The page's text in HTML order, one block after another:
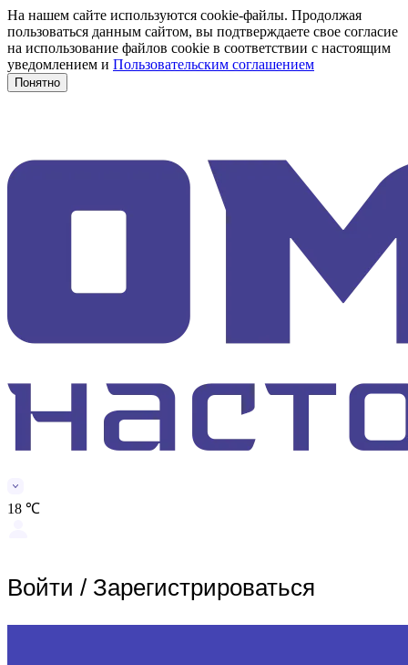
На нашем сайте используются cookie-файлы. Продолжая
пользоваться данным сайтом, вы подтверждаете свое согласие
на использование файлов cookie в соответствии с настоящим
уведомлением и Пользовательским соглашением
Понятно
18 ℃
Войти / Зарегистрироваться